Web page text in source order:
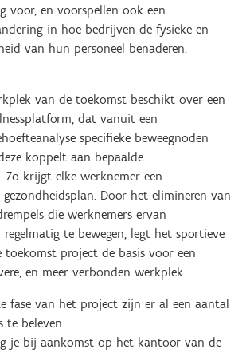
voor, en voorspellen ook een
in hoe bedrijven de fysieke en
van hun personeel benaderen.
van de toekomst beschikt over een
dat vanuit een
specifieke beweegnoden
koppelt aan bepaalde
Zo krijgt elke werknemer een
gezondheidsplan. Door het elimineren van
die werknemers ervan
te bewegen, legt het sportieve
toekomst project de basis voor een
en meer verbonden werkplek.
fase van het project zijn er al een aantal
te beleven.
je bij aankomst op het kantoor van de